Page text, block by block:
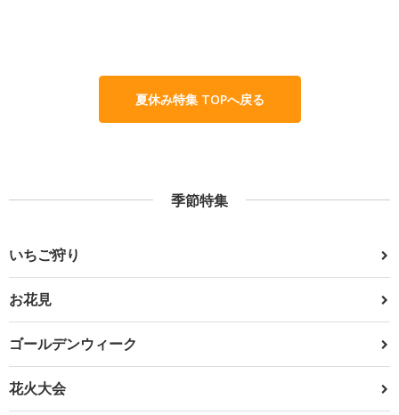
夏休み特集 TOPへ戻る
季節特集
いちご狩り
お花見
ゴールデンウィーク
花火大会